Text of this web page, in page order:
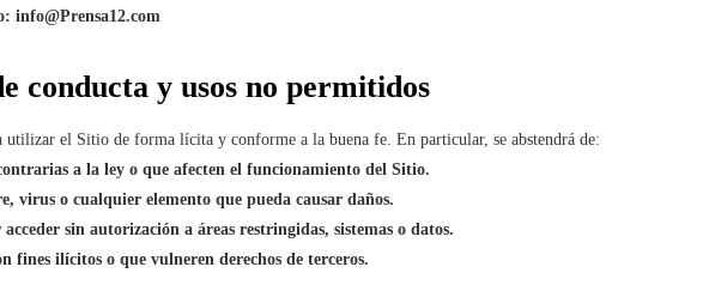
info@Prensa12.com
conducta y usos no permitidos
utilizar el Sitio de forma lícita y conforme a la buena fe. En particular, se abstendrá de:
a la ley o que afecten el funcionamiento del Sitio.
virus o cualquier elemento que pueda causar daños.
sin autorización a áreas restringidas, sistemas o datos.
fines ilícitos o que vulneren derechos de terceros.